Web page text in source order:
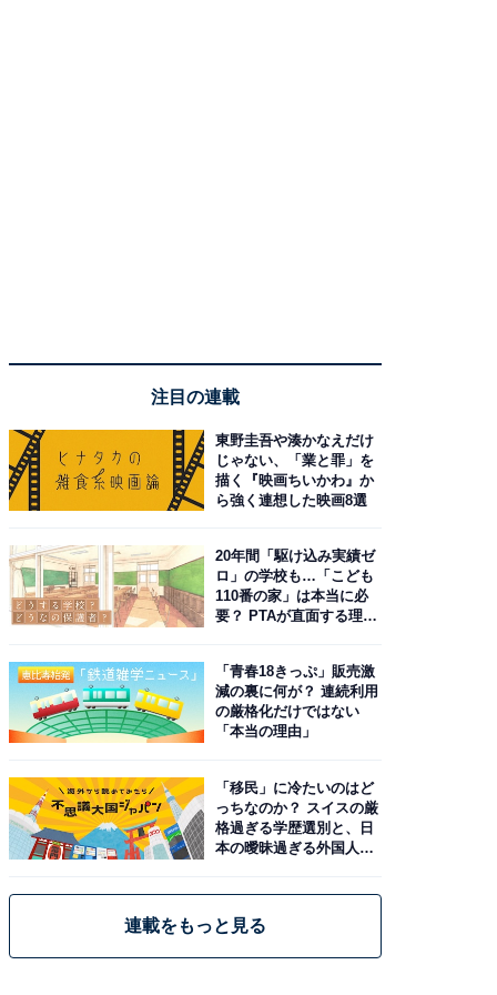
注目の連載
東野圭吾や湊かなえだけ
じゃない、「業と罪」を
描く『映画ちいかわ』か
ら強く連想した映画8選
20年間「駆け込み実績ゼ
ロ」の学校も…「こども
110番の家」は本当に必
要？ PTAが直面する理想
「青春18きっぷ」販売激
減の裏に何が？ 連続利用
の厳格化だけではない
「本当の理由」
「移民」に冷たいのはど
っちなのか？ スイスの厳
格過ぎる学歴選別と、日
本の曖昧過ぎる外国人政
連載をもっと見る